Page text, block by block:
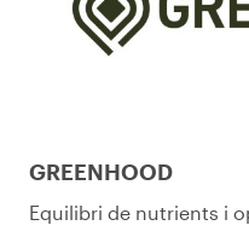
GREENHOOD
Equilibri de nutrients i